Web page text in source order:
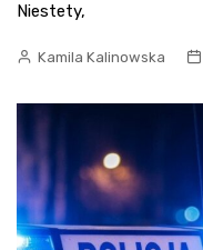
Niestety,
Kamila Kalinowska